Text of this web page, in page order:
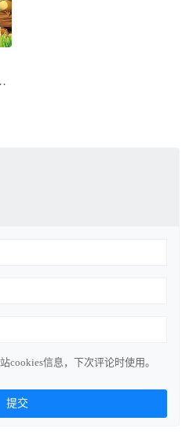
cookies信息，下次评论时使用。